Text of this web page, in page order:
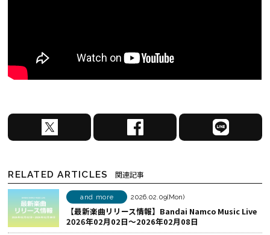
X
で
ア
る
F
a
b
o
o
k
L
I
シ
ェ
ア
RELATED ARTICLES 関連記事
and more 2026.02.09(Mon)
【最新楽曲リリース情報】Bandai Namco Music Live
2026年02月02日～2026年02月08日